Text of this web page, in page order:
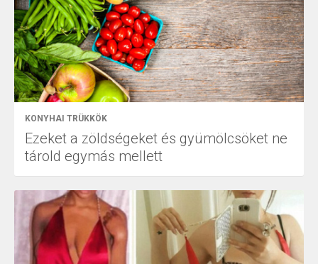
KONYHAI TRÜKKÖK
Ezeket a zöldségeket és gyümölcsöket ne
tárold egymás mellett